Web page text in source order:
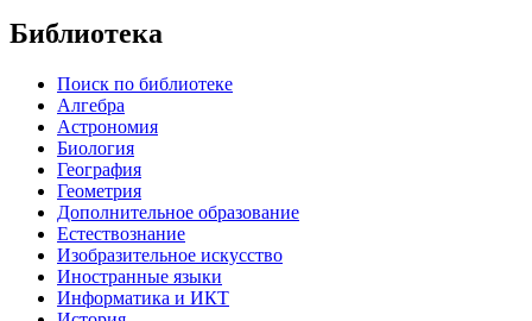
Библиотека
Поиск по библиотеке
Алгебра
Астрономия
Биология
География
Геометрия
Дополнительное образование
Естествознание
Изобразительное искусство
Иностранные языки
Информатика и ИКТ